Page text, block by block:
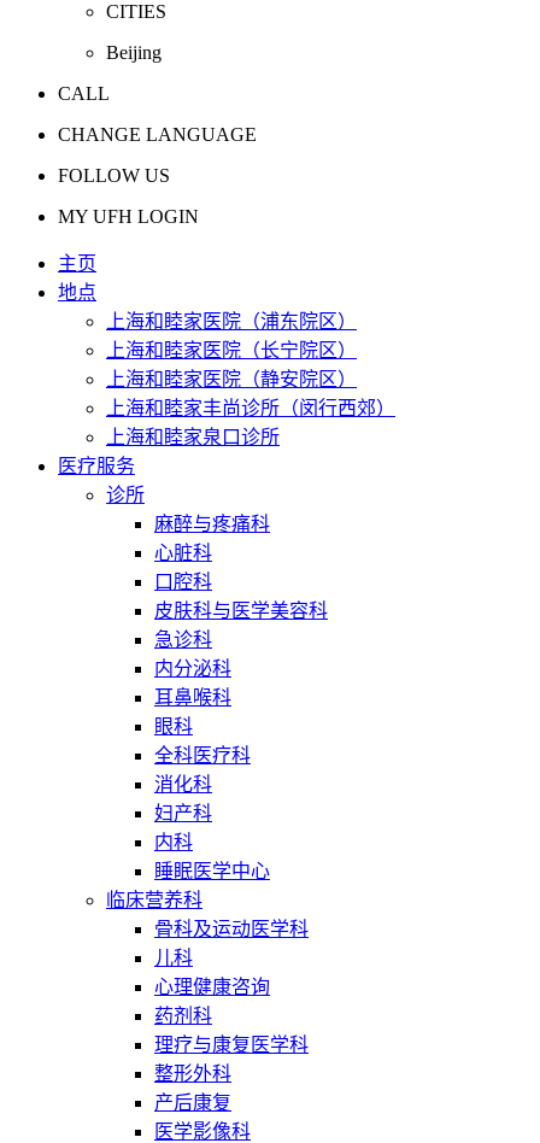
CITIES
Beijing
CALL
CHANGE LANGUAGE
FOLLOW US
MY UFH LOGIN
主页
地点
上海和睦家医院（浦东院区）
上海和睦家医院（长宁院区）
上海和睦家医院（静安院区）
上海和睦家丰尚诊所（闵行西郊）
上海和睦家泉口诊所
医疗服务
诊所
麻醉与疼痛科
心脏科
口腔科
皮肤科与医学美容科
急诊科
内分泌科
耳鼻喉科
眼科
全科医疗科
消化科
妇产科
内科
睡眠医学中心
临床营养科
骨科及运动医学科
儿科
心理健康咨询
药剂科
理疗与康复医学科
整形外科
产后康复
医学影像科